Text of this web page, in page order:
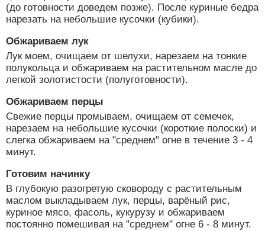
(до готовности доведем позже). После куриные бедра
нарезать на небольшие кусочки (кубики).
Обжариваем лук
Лук моем, очищаем от шелухи, нарезаем на тонкие
полукольца и обжариваем на растительном масле до
легкой золотистости (полуготовности).
Обжариваем перцы
Свежие перцы промываем, очищаем от семечек,
нарезаем на небольшие кусочки (короткие полоски) и
слегка обжариваем на "среднем" огне в течение 3 - 4
минут.
Готовим начинку
В глубокую разогретую сковороду с растительным
маслом выкладываем лук, перцы, варёный рис,
куриное мясо, фасоль, кукурузу и обжариваем
постоянно помешивая на "среднем" огне 6 - 8 минут.